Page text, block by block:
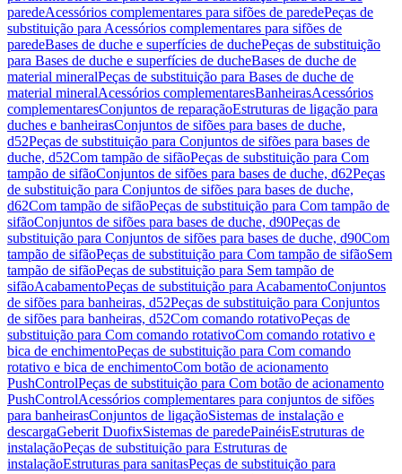
paredeAcessórios complementares para sifões de paredePeças de
substituição para Acessórios complementares para sifões de
paredeBases de duche e superfícies de duchePeças de substituição
para Bases de duche e superfícies de ducheBases de duche de
material mineralPeças de substituição para Bases de duche de
material mineralAcessórios complementaresBanheirasAcessórios
complementaresConjuntos de reparaçãoEstruturas de ligação para
duches e banheirasConjuntos de sifões para bases de duche,
d52Peças de substituição para Conjuntos de sifões para bases de
duche, d52Com tampão de sifãoPeças de substituição para Com
tampão de sifãoConjuntos de sifões para bases de duche, d62Peças
de substituição para Conjuntos de sifões para bases de duche,
d62Com tampão de sifãoPeças de substituição para Com tampão de
sifãoConjuntos de sifões para bases de duche, d90Peças de
substituição para Conjuntos de sifões para bases de duche, d90Com
tampão de sifãoPeças de substituição para Com tampão de sifãoSem
tampão de sifãoPeças de substituição para Sem tampão de
sifãoAcabamentoPeças de substituição para AcabamentoConjuntos
de sifões para banheiras, d52Peças de substituição para Conjuntos
de sifões para banheiras, d52Com comando rotativoPeças de
substituição para Com comando rotativoCom comando rotativo e
bica de enchimentoPeças de substituição para Com comando
rotativo e bica de enchimentoCom botão de acionamento
PushControlPeças de substituição para Com botão de acionamento
PushControlAcessórios complementares para conjuntos de sifões
para banheirasConjuntos de ligaçãoSistemas de instalação e
descargaGeberit DuofixSistemas de paredePainéisEstruturas de
instalaçãoPeças de substituição para Estruturas de
instalaçãoEstruturas para sanitasPeças de substituição para